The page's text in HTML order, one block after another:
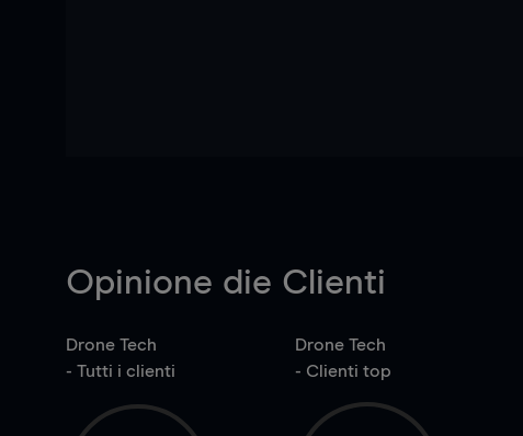
Opinione die Clienti
Drone Tech
- Tutti i clienti
Drone Tech
- Clienti top